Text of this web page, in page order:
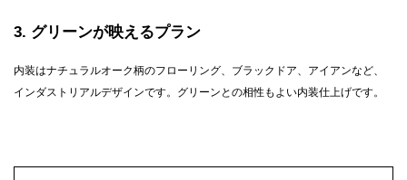
3 グリーンが映えるプラン
内装はナチュラルオーク柄のフローリング、ブラックドア、アイアンなど、
インダストリアルデザインです。グリーンとの相性もよい内装仕上げです。